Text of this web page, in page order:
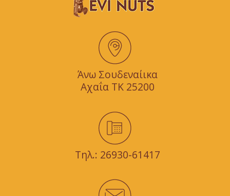
Άνω Σουδεναίικα
Αχαΐα TK 25200
Τηλ.: 26930-61417